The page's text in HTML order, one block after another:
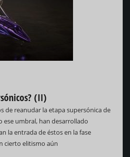
(II)
de reanudar la etapa supersónica de
ese umbral, han desarrollado
la entrada de éstos en la fase
cierto elitismo aún